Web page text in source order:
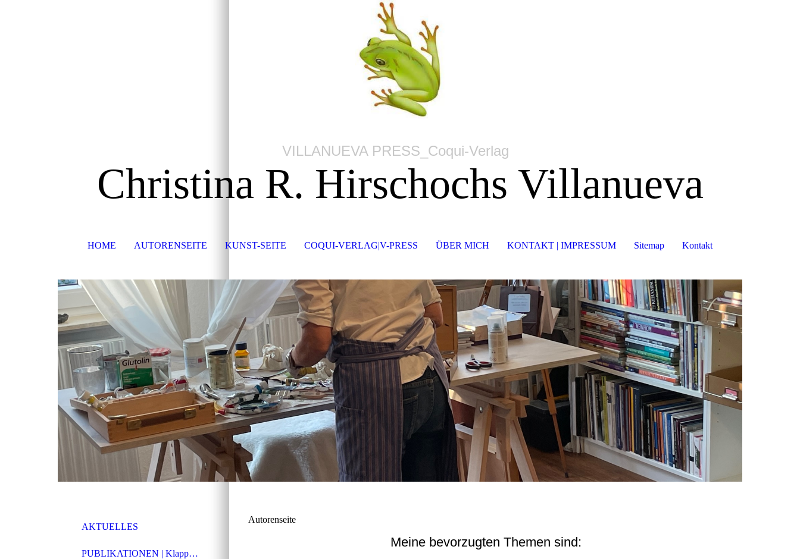
VILLANUEVA PRESS_Coqui-Verlag
Christina R. Hirschochs Villanueva
HOME AUTORENSEITE KUNST-SEITE COQUI-VERLAG|V-PRESS ÜBER MICH KONTAKT | IMPRESSUM Sitemap Kontakt
AKTUELLES
PUBLIKATIONEN | Klappentexte
Autorenseite
Meine bevorzugten Themen sind: